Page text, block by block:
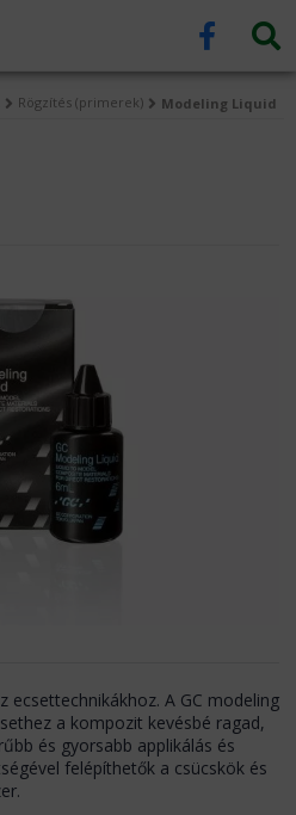
Rögzítés (primerek) Modeling Liquid
ecsettechnikákhoz. A GC modeling
a kompozit kevésbé ragad,
és gyorsabb applikálás és
felépíthetők a csücskök és